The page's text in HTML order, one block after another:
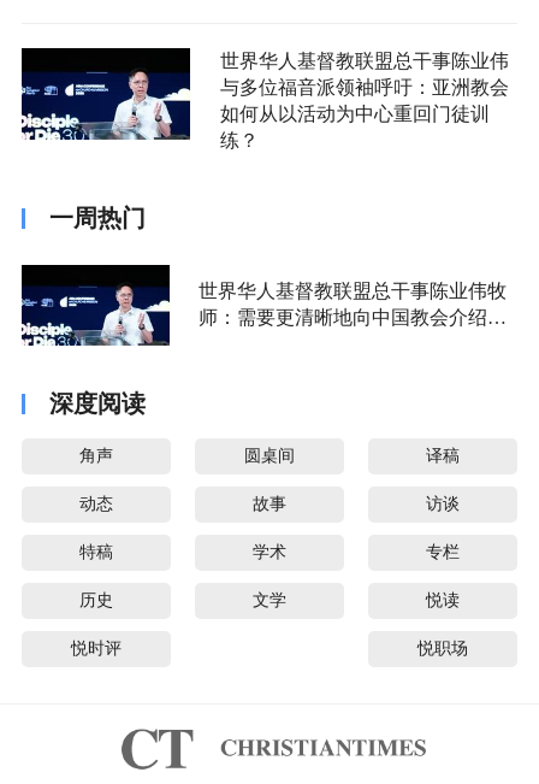
世界华人基督教联盟总干事陈业伟
与多位福音派领袖呼吁：亚洲教会
如何从以活动为中心重回门徒训
练？
一周热门
世界华人基督教联盟总干事陈业伟牧
师：需要更清晰地向中国教会介绍福
深度阅读
角声 圆桌间 译稿
动态 故事 访谈
特稿 学术 专栏
历史 文学 悦读
悦时评 悦职场